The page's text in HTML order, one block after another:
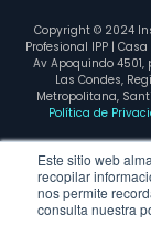
Este sitio web
recopilar
nos permite
consulta nuestra
Copyright © 2024
Profesional IPP |
Av Apoquindo 4501,
Las Condes,
Metropolitana,
Política de